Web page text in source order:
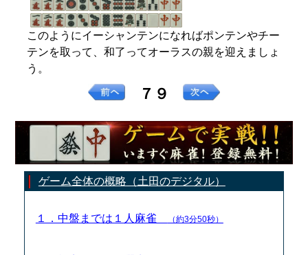
このようにイーシャンテンになればポンテンやチー
テンを取って、和了ってオーラスの親を迎えましょ
う。
７９
ゲーム全体の概略（土田のデジタル）
１．中盤までは１人麻雀 （約3分50秒）